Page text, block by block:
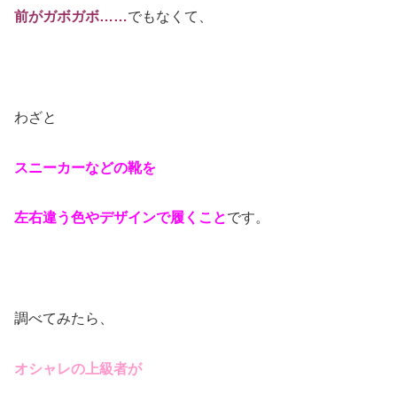
前がガボガボ……でもなくて、
わざと
スニーカーなどの靴を
左右違う色やデザインで履くことです。
調べてみたら、
オシャレの上級者が